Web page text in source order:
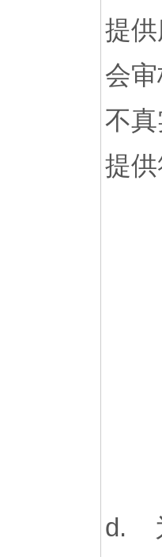
提
会
不
提
d.